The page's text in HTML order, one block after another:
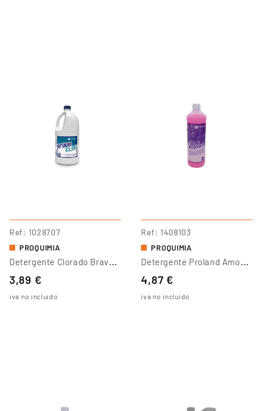
Ref 1028707
PROQUIMIA
D
Etergente Clorado Bravo Clor
3,89 €
iva no incluido
Ref 1408103
PROQUIMIA
D
Etergente Proland Amoniacal
4,87 €
iva no incluido